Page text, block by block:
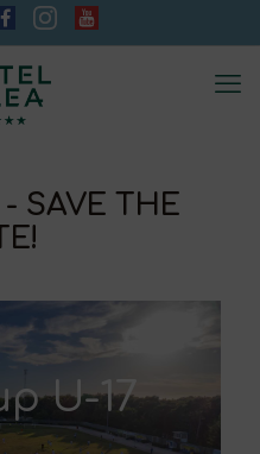
- SAVE THE
U-17